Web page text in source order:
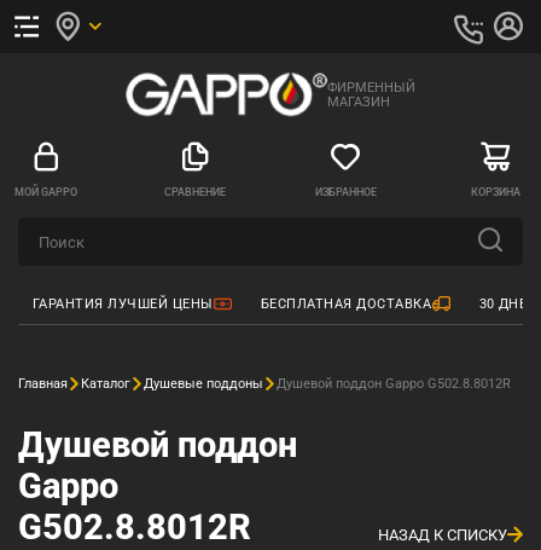
ФИРМЕННЫЙ
МАГАЗИН
МОЙ GAPPO СРАВНЕНИЕ ИЗБРАННОЕ КОРЗИНА
ГАРАНТИЯ ЛУЧШЕЙ ЦЕНЫ БЕСПЛАТНАЯ ДОСТАВКА 30
Главная Каталог Душевые поддоны Душевой поддон Gappo G502.8.8012R
Душевой поддон
Gappo
G502.8.8012R
НАЗАД К СПИСКУ